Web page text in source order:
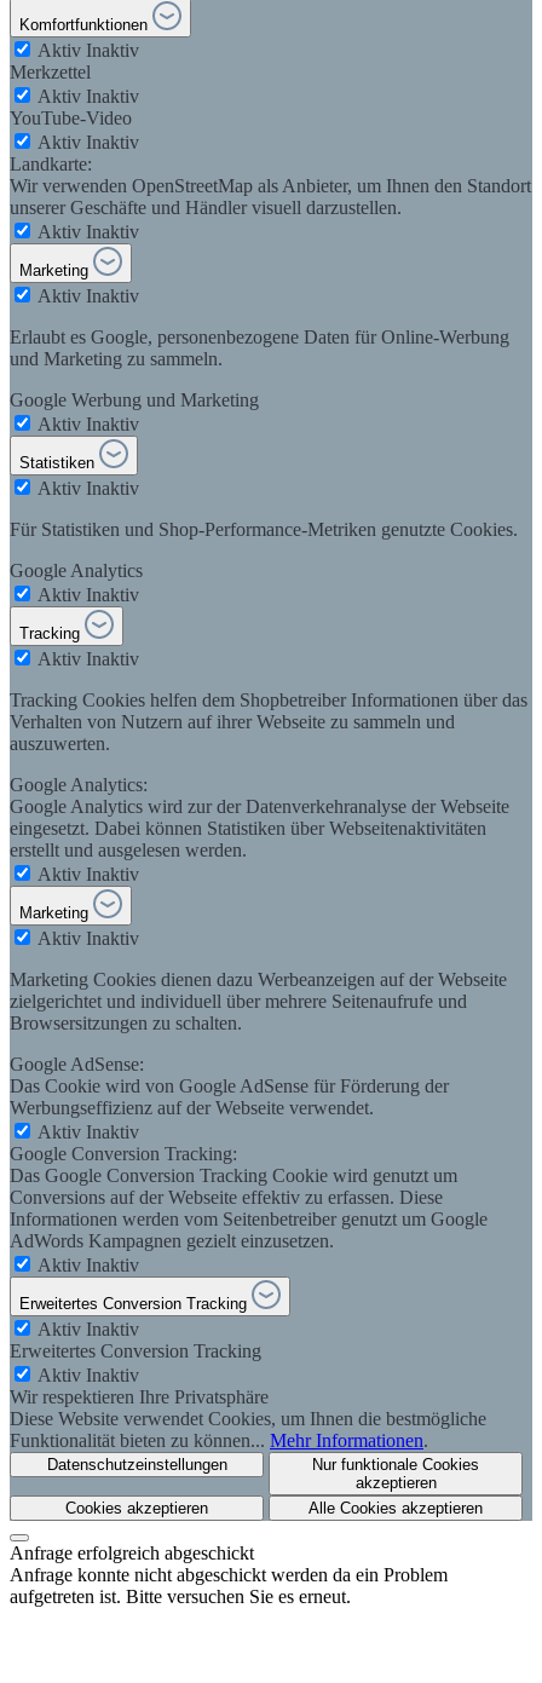
Komfortfunktionen
Aktiv Inaktiv
Merkzettel
Aktiv Inaktiv
YouTube-Video
Aktiv Inaktiv
Landkarte:
Wir verwenden OpenStreetMap als Anbieter, um Ihnen den Standort
unserer Geschäfte und Händler visuell darzustellen.
Aktiv Inaktiv
Marketing
Aktiv Inaktiv
Erlaubt es Google, personenbezogene Daten für Online-Werbung
und Marketing zu sammeln.
Google Werbung und Marketing
Aktiv Inaktiv
Statistiken
Aktiv Inaktiv
Für Statistiken und Shop-Performance-Metriken genutzte Cookies.
Google Analytics
Aktiv Inaktiv
Tracking
Aktiv Inaktiv
Tracking Cookies helfen dem Shopbetreiber Informationen über das
Verhalten von Nutzern auf ihrer Webseite zu sammeln und
auszuwerten.
Google Analytics:
Google Analytics wird zur der Datenverkehranalyse der Webseite
eingesetzt. Dabei können Statistiken über Webseitenaktivitäten
erstellt und ausgelesen werden.
Aktiv Inaktiv
Marketing
Aktiv Inaktiv
Marketing Cookies dienen dazu Werbeanzeigen auf der Webseite
zielgerichtet und individuell über mehrere Seitenaufrufe und
Browsersitzungen zu schalten.
Google AdSense:
Das Cookie wird von Google AdSense für Förderung der
Werbungseffizienz auf der Webseite verwendet.
Aktiv Inaktiv
Google Conversion Tracking:
Das Google Conversion Tracking Cookie wird genutzt um
Conversions auf der Webseite effektiv zu erfassen. Diese
Informationen werden vom Seitenbetreiber genutzt um Google
AdWords Kampagnen gezielt einzusetzen.
Aktiv Inaktiv
Erweitertes Conversion Tracking
Aktiv Inaktiv
Erweitertes Conversion Tracking
Aktiv Inaktiv
Wir respektieren Ihre Privatsphäre
Diese Website verwendet Cookies, um Ihnen die bestmögliche
Funktionalität bieten zu können... Mehr Informationen.
Datenschutzeinstellungen
Nur funktionale Cookies
akzeptieren
Cookies akzeptieren
Alle Cookies akzeptieren
Anfrage erfolgreich abgeschickt
Anfrage konnte nicht abgeschickt werden da ein Problem
aufgetreten ist. Bitte versuchen Sie es erneut.